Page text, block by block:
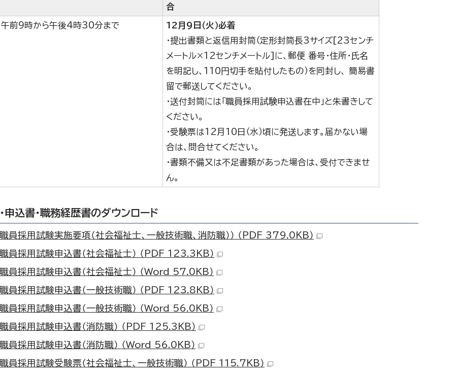
合
午前9時から午後4時30分まで
12月9日（火）必着
・提出書類と返信用封筒（定形封筒長3サイズ[23センチ
メートル×12センチメートル]に、郵便 番号・住所・氏名
を明記し、110円切手を貼付したもの）を同封し、 簡易書
留で郵送してください。
・送付封筒には「職員採用試験申込書在中」と朱書きして
ください。
・受験票は12月10日（水）頃に発送します。届かない場
合は、問合せてください。
・書類不備又は不足書類があった場合は、受付できませ
ん。
申込書・職務経歴書のダウンロード
員採用試験実施要項（社会福祉士、一般技術職、消防職）） （PDF 379.0KB）
員採用試験申込書（社会福祉士） （PDF 123.3KB）
員採用試験申込書（社会福祉士） （Word 57.0KB）
員採用試験申込書（一般技術職） （PDF 123.8KB）
員採用試験申込書（一般技術職） （Word 56.0KB）
員採用試験申込書（消防職） （PDF 125.3KB）
員採用試験申込書（消防職） （Word 56.0KB）
員採用試験受験票（社会福祉士、一般技術職） （PDF 115.7KB）